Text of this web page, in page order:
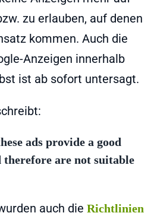
zu erlauben, auf denen
kommen. Auch die
Anzeigen innerhalb
ist ab sofort untersagt.
ads provide a good
therefore are not suitable
auch die Richtlinien